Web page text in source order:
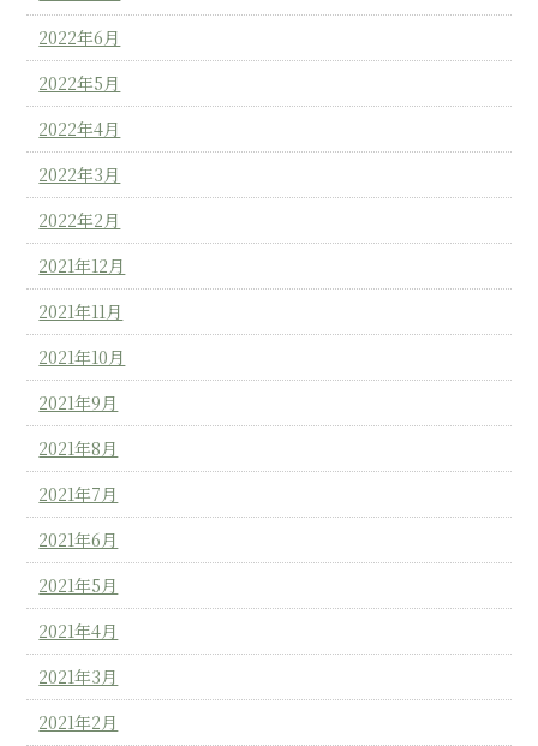
2022年6月
2022年5月
2022年4月
2022年3月
2022年2月
2021年12月
2021年11月
2021年10月
2021年9月
2021年8月
2021年7月
2021年6月
2021年5月
2021年4月
2021年3月
2021年2月